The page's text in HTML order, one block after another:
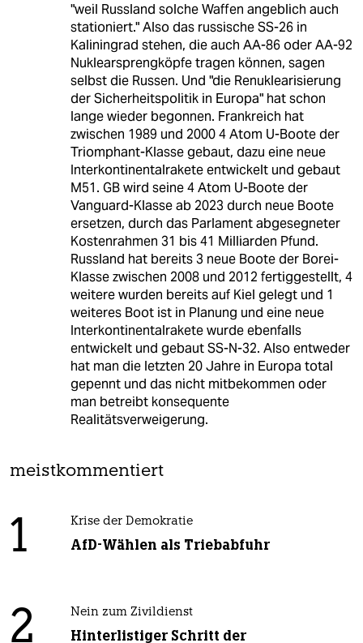
"weil Russland solche Waffen angeblich auch
stationiert." Also das russische SS-26 in
Kaliningrad stehen, die auch AA-86 oder AA-92
Nuklearsprengköpfe tragen können, sagen
selbst die Russen. Und "die Renuklearisierung
der Sicherheitspolitik in Europa" hat schon
lange wieder begonnen. Frankreich hat
zwischen 1989 und 2000 4 Atom U-Boote der
Triomphant-Klasse gebaut, dazu eine neue
Interkontinentalrakete entwickelt und gebaut
M51. GB wird seine 4 Atom U-Boote der
Vanguard-Klasse ab 2023 durch neue Boote
ersetzen, durch das Parlament abgesegneter
Kostenrahmen 31 bis 41 Milliarden Pfund.
Russland hat bereits 3 neue Boote der Borei-
Klasse zwischen 2008 und 2012 fertiggestellt, 4
weitere wurden bereits auf Kiel gelegt und 1
weiteres Boot ist in Planung und eine neue
Interkontinentalrakete wurde ebenfalls
entwickelt und gebaut SS-N-32. Also entweder
hat man die letzten 20 Jahre in Europa total
gepennt und das nicht mitbekommen oder
man betreibt konsequente
Realitätsverweigerung.
meistkommentiert
1 Krise der Demokratie
AfD-Wählen als Triebabfuhr
2 Nein zum Zivildienst
Hinterlistiger Schritt der